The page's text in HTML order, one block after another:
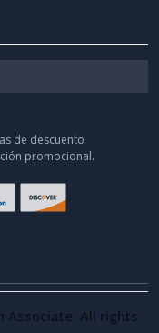
de descuento
promocional.
Associate. All rights